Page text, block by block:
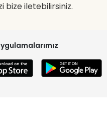
bize iletebilirsiniz.